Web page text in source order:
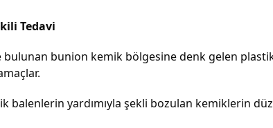
Tedavi
bunion kemik bölgesine denk gelen
balenlerin yardımıyla şekli bozulan kemiklerin